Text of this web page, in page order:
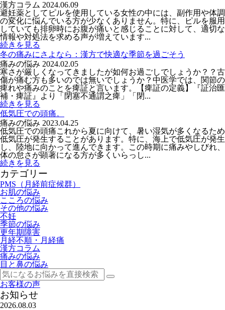
漢方コラム 2024.06.09
避妊薬としてピルを使用している女性の中には、副作用や体調
の変化に悩んでいる方が少なくありません。特に、ピルを服用
していても排卵時にお腹が痛いと感じることに対して、適切な
情報や対処法を求める声が増えています...
続きを見る
冬の痛みにさよなら：漢方で快適な季節を過ごそう
痛みの悩み 2024.02.05
寒さが厳しくなってきましたが如何お過ごしでしょうか？？古
傷が痛む方も多いのでは無いでしょうか？中医学では、関節の
痺れや痛みのことを痺証と言います。【痺証の定義】『証治匯
補・痺証』より「閉塞不通謂之痺」「閉...
続きを見る
低気圧での頭痛。
痛みの悩み 2023.04.25
低気圧での頭痛これから夏に向けて、暑い湿気が多くなるため
低気圧が発生することがあります。特に、海上で低気圧が発生
し、陸地に向かって進んできます。この時期に痛みやしびれ、
体の怠さが顕著になる方が多くいらっし...
続きを見る
カテゴリー
PMS（月経前症候群）
お肌の悩み
こころの悩み
その他の悩み
不妊
季節の悩み
更年期障害
月経不順・月経痛
漢方コラム
痛みの悩み
目と鼻の悩み
お客様の声
お知らせ
2026.08.03